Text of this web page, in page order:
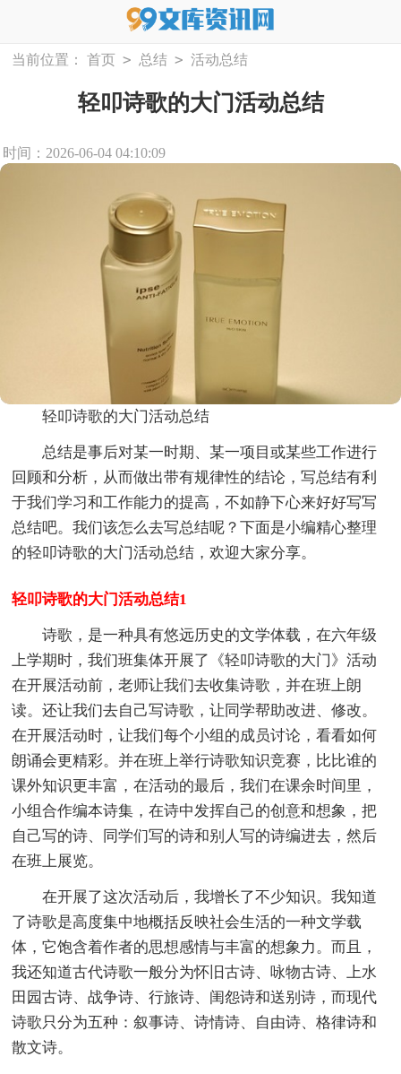
当前位置： 首页 > 总结 > 活动总结
轻叩诗歌的大门活动总结
时间：2026-06-04 04:10:09
轻叩诗歌的大门活动总结
总结是事后对某一时期、某一项目或某些工作进行
回顾和分析，从而做出带有规律性的结论，写总结有利
于我们学习和工作能力的提高，不如静下心来好好写写
总结吧。我们该怎么去写总结呢？下面是小编精心整理
的轻叩诗歌的大门活动总结，欢迎大家分享。
轻叩诗歌的大门活动总结1
诗歌，是一种具有悠远历史的文学体载，在六年级
上学期时，我们班集体开展了《轻叩诗歌的大门》活动
在开展活动前，老师让我们去收集诗歌，并在班上朗
读。还让我们去自己写诗歌，让同学帮助改进、修改。
在开展活动时，让我们每个小组的成员讨论，看看如何
朗诵会更精彩。并在班上举行诗歌知识竞赛，比比谁的
课外知识更丰富，在活动的最后，我们在课余时间里，
小组合作编本诗集，在诗中发挥自己的创意和想象，把
自己写的诗、同学们写的诗和别人写的诗编进去，然后
在班上展览。
在开展了这次活动后，我增长了不少知识。我知道
了诗歌是高度集中地概括反映社会生活的一种文学载
体，它饱含着作者的思想感情与丰富的想象力。而且，
我还知道古代诗歌一般分为怀旧古诗、咏物古诗、上水
田园古诗、战争诗、行旅诗、闺怨诗和送别诗，而现代
诗歌只分为五种：叙事诗、诗情诗、自由诗、格律诗和
散文诗。